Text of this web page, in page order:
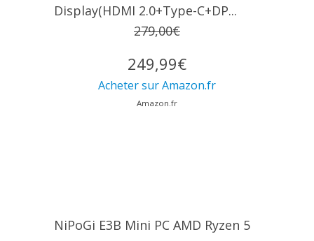
Display(HDMI 2.0+Type-C+DP...
279,00€
249,99€
Acheter sur Amazon.fr
Amazon.fr
NiPoGi E3B Mini PC AMD Ryzen 5